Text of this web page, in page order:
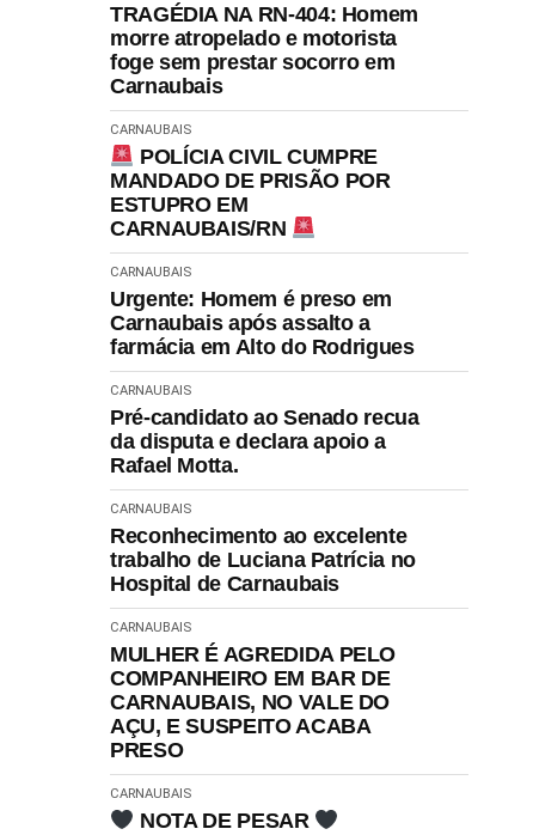
TRAGÉDIA NA RN-404: Homem
morre atropelado e motorista
foge sem prestar socorro em
Carnaubais
CARNAUBAIS
POLÍCIA CIVIL CUMPRE
MANDADO DE PRISÃO POR
ESTUPRO EM
CARNAUBAIS/RN
CARNAUBAIS
Urgente: Homem é preso em
Carnaubais após assalto a
farmácia em Alto do Rodrigues
CARNAUBAIS
Pré-candidato ao Senado recua
da disputa e declara apoio a
Rafael Motta.
CARNAUBAIS
Reconhecimento ao excelente
trabalho de Luciana Patrícia no
Hospital de Carnaubais
CARNAUBAIS
MULHER É AGREDIDA PELO
COMPANHEIRO EM BAR DE
CARNAUBAIS, NO VALE DO
AÇU, E SUSPEITO ACABA
PRESO
CARNAUBAIS
NOTA DE PESAR